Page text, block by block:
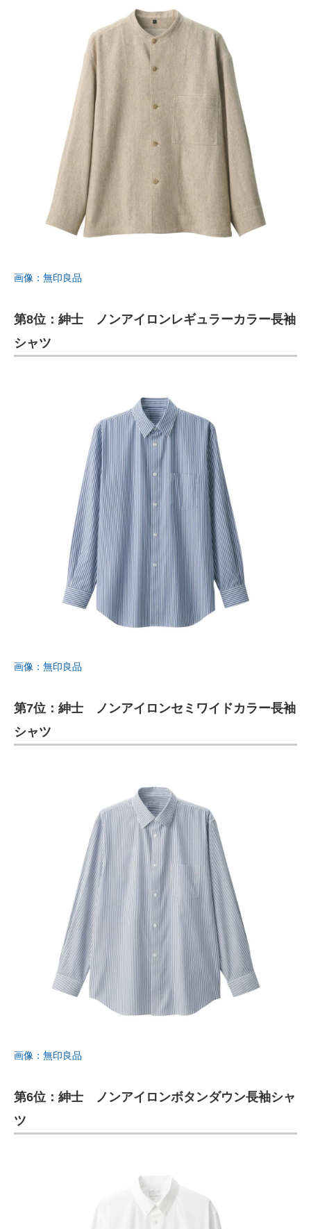
画像：無印良品
第8位：紳士 ノンアイロンレギュラーカラー長袖
シャツ
画像：無印良品
第7位：紳士 ノンアイロンセミワイドカラー長袖
シャツ
画像：無印良品
第6位：紳士 ノンアイロンボタンダウン長袖シャ
ツ